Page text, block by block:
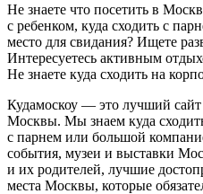
Не знаете что посетить в
с ребенком, куда сходить с
место для свидания? Ищете
Интересуетесь активным
Не знаете куда сходить на
Кудамоскоу — это лучший
Москвы. Мы знаем куда
с парнем или большой
события, музеи и выставки
и их родителей, лучшие
места Москвы, которые